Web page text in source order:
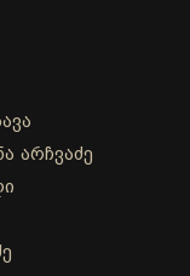
არჩვაძე